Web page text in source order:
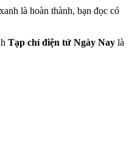
là hoàn thành, bạn đọc có
Tạp chí điện tử Ngày Nay là